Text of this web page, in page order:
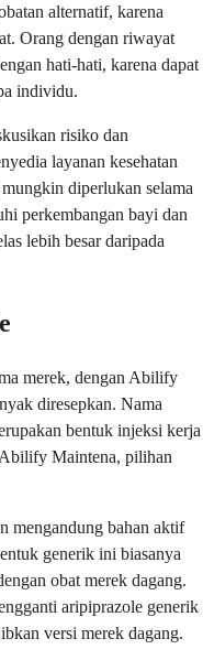
alternatif, karena
Orang dengan riwayat
hati-hati, karena dapat
individu.
risiko dan
layanan kesehatan
diperlukan selama
perkembangan bayi dan
lebih besar daripada
merek, dengan Abilify
diresepkan. Nama
bentuk injeksi kerja
Maintena, pilihan
mengandung bahan aktif
generik ini biasanya
obat merek dagang.
aripiprazole generik
versi merek dagang.